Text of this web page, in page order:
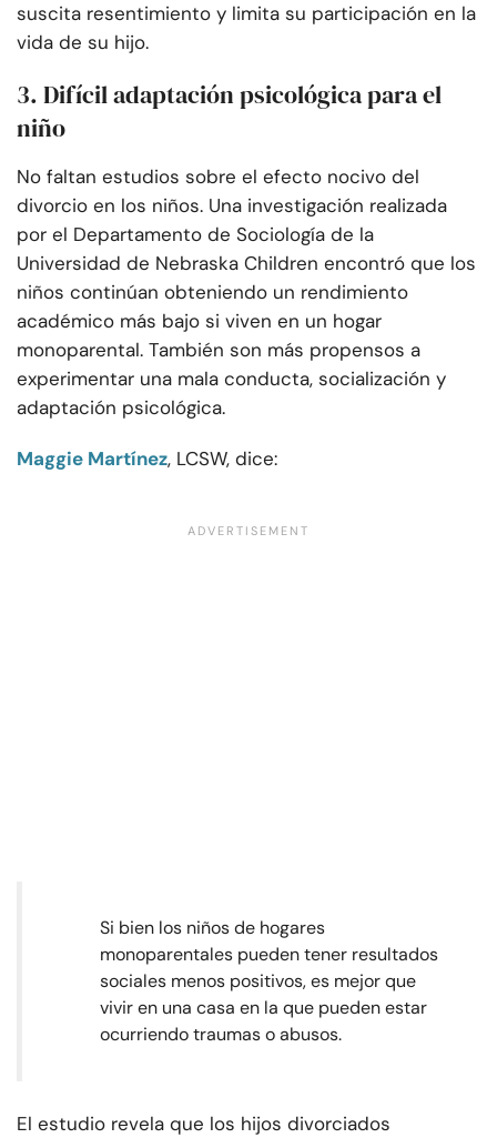
suscita resentimiento y limita su participación en la
vida de su hijo.
3. Difícil adaptación psicológica para el
niño
No faltan estudios sobre el efecto nocivo del
divorcio en los niños. Una investigación realizada
por el Departamento de Sociología de la
Universidad de Nebraska Children encontró que los
niños continúan obteniendo un rendimiento
académico más bajo si viven en un hogar
monoparental. También son más propensos a
experimentar una mala conducta, socialización y
adaptación psicológica.
Maggie Martínez, LCSW, dice:
Si bien los niños de hogares
monoparentales pueden tener resultados
sociales menos positivos, es mejor que
vivir en una casa en la que pueden estar
ocurriendo traumas o abusos.
El estudio revela que los hijos divorciados